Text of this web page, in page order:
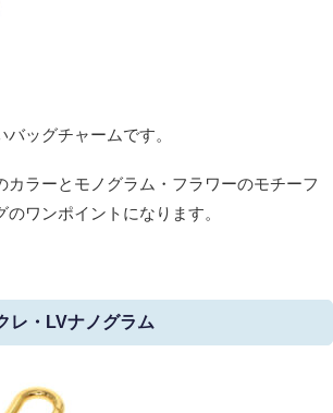
ッグチャームです。
カラーとモノグラム・フラワーのモチーフ
ワンポイントになります。
レ・LVナノグラム